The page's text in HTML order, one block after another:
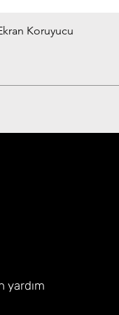
Koruyucu
yardım